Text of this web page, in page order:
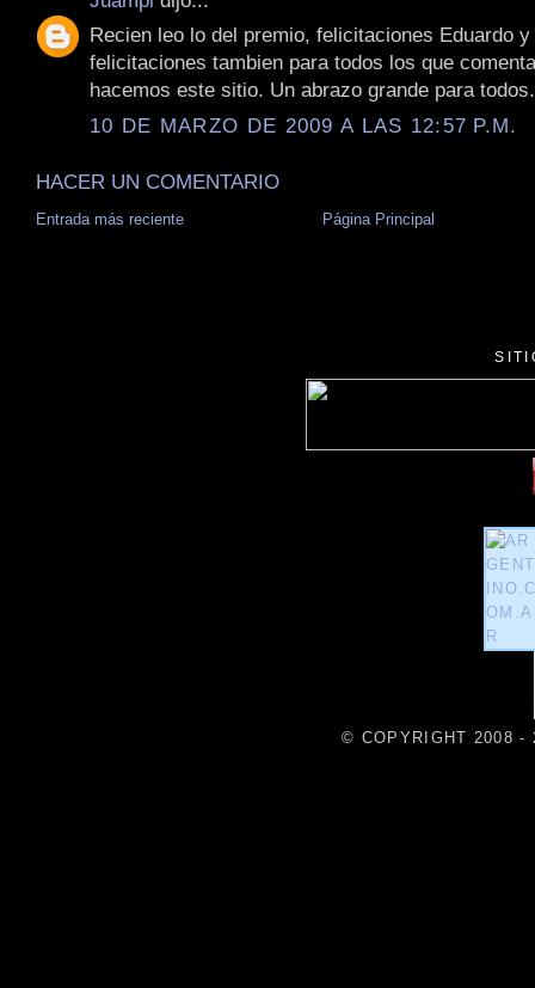
Recien leo lo del premio, felicitaciones Eduardo
felicitaciones tambien para todos los que
hacemos este sitio. Un abrazo grande para todos.
10 DE MARZO DE 2009 A LAS 12:57 P.M.
HACER UN COMENTARIO
Entrada más reciente Página Principal
© COPYRIGHT 2008